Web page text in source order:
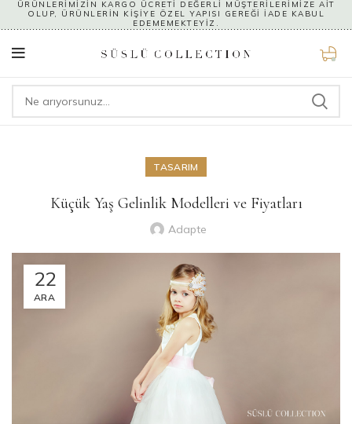
ÜRÜNLERİMİZİN KARGO ÜCRETİ DEĞERLİ MÜŞTERİLERİMİZE AİT
OLUP, ÜRÜNLERİN KİŞİYE ÖZEL YAPISI GEREĞİ İADE KABUL
EDEMEMEKTEYİZ.
0
TASARIM
Küçük Yaş Gelinlik Modelleri ve Fiyatları
Adapte
22
ARA